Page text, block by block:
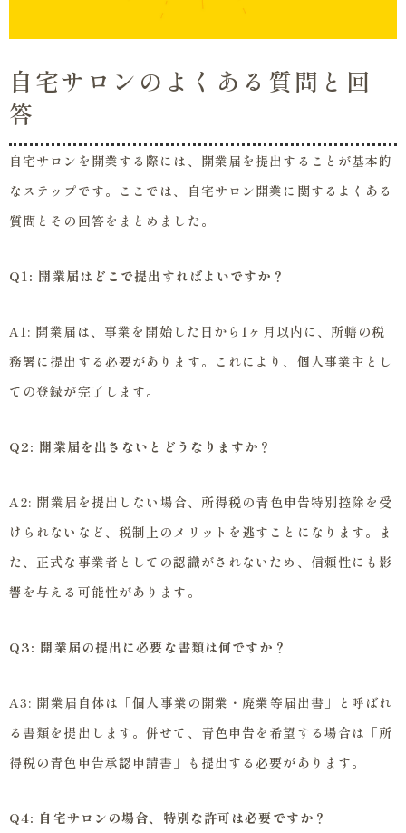
自宅サロンのよくある質問と回
答
自宅サロンを開業する際には、開業届を提出することが基本的
なステップです。ここでは、自宅サロン開業に関するよくある
質問とその回答をまとめました。
Q1: 開業届はどこで提出すればよいですか？
A1: 開業届は、事業を開始した日から1ヶ月以内に、所轄の税
務署に提出する必要があります。これにより、個人事業主とし
ての登録が完了します。
Q2: 開業届を出さないとどうなりますか？
A2: 開業届を提出しない場合、所得税の青色申告特別控除を受
けられないなど、税制上のメリットを逃すことになります。ま
た、正式な事業者としての認識がされないため、信頼性にも影
響を与える可能性があります。
Q3: 開業届の提出に必要な書類は何ですか？
A3: 開業届自体は「個人事業の開業・廃業等届出書」と呼ばれ
る書類を提出します。併せて、青色申告を希望する場合は「所
得税の青色申告承認申請書」も提出する必要があります。
Q4: 自宅サロンの場合、特別な許可は必要ですか？